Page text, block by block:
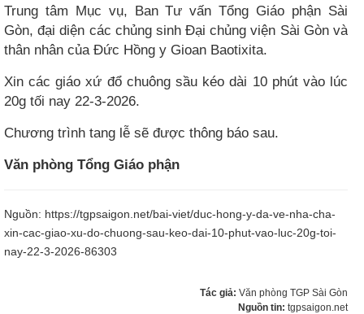
Trung tâm Mục vụ, Ban Tư vấn Tổng Giáo phận Sài
Gòn, đại diện các chủng sinh Đại chủng viện Sài Gòn và
thân nhân của Đức Hồng y Gioan Baotixita.
Xin các giáo xứ đổ chuông sầu kéo dài 10 phút vào lúc
20g tối nay 22-3-2026.
Chương trình tang lễ sẽ được thông báo sau.
Văn phòng Tổng Giáo phận
Nguồn: https://tgpsaigon.net/bai-viet/duc-hong-y-da-ve-nha-cha-
xin-cac-giao-xu-do-chuong-sau-keo-dai-10-phut-vao-luc-20g-toi-
nay-22-3-2026-86303
Tác giả: Văn phòng TGP Sài Gòn
Nguồn tin: tgpsaigon.net